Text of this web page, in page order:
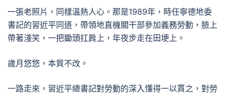
一張老照片，同樣溫熱人心。那是1989年，時任寧德地委
書記的習近平同道，帶領地直機關干部參加義務勞動，臉上
帶著淺笑，一把鋤頭扛肩上，年夜步走在田埂上。
歲月悠悠，本質不改。
一路走來，習近平總書記對勞動的深入懂得一以貫之，對勞